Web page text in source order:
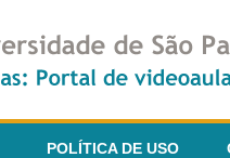
POLÍTICA DE USO